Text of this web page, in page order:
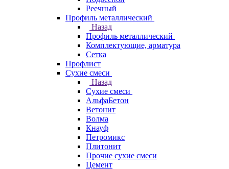
Реечный
Профиль металлический
Назад
Профиль металлический
Комплектующие, арматура
Сетка
Профлист
Сухие смеси
Назад
Сухие смеси
АльфаБетон
Ветонит
Волма
Кнауф
Петромикс
Плитонит
Прочие сухие смеси
Цемент